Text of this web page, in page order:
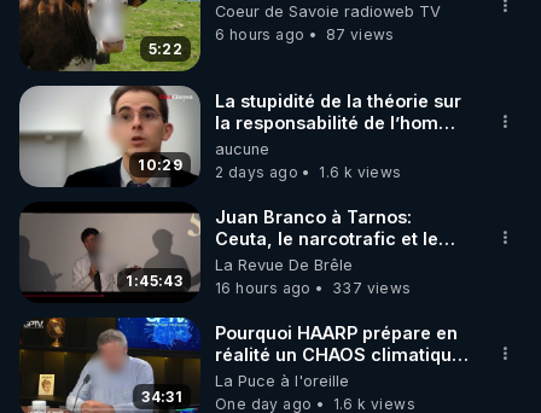
▶ 30 jours gratuit sur l’application de méditation et
de bien-être ENVOL :
Rendez-vous sur https://www.envol.app/code
le code : REGENERE
5:22
Coeur de Savoie radioweb TV
6 hours ago
87 views
10:29
La stupidité de la théorie sur
la responsabilité de l’homme
concernant le dioxyde de
carbone.
aucune
2 days ago
1.6 k views
1:45:43
Juan Branco à Tarnos:
Ceuta, le narcotrafic et le
pouvoir en France
La Revue De Brêle
16 hours ago
337 views
34:31
Pourquoi HAARP prépare en
réalité un CHAOS climatique,
on répond
La Puce à l'oreille
One day ago
1.6 k views